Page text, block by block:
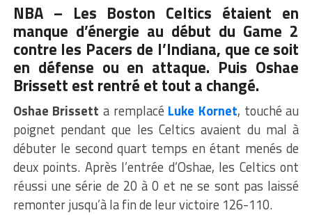
NBA – Les Boston Celtics étaient en
manque d’énergie au début du Game 2
contre les Pacers de l’Indiana, que ce soit
en défense ou en attaque. Puis Oshae
Brissett est rentré et tout a changé.
Oshae Brissett a remplacé Luke Kornet, touché au
poignet pendant que les Celtics avaient du mal à
débuter le second quart temps en étant menés de
deux points. Après l’entrée d’Oshae, les Celtics ont
réussi une série de 20 à 0 et ne se sont pas laissé
remonter jusqu’à la fin de leur victoire 126-110.